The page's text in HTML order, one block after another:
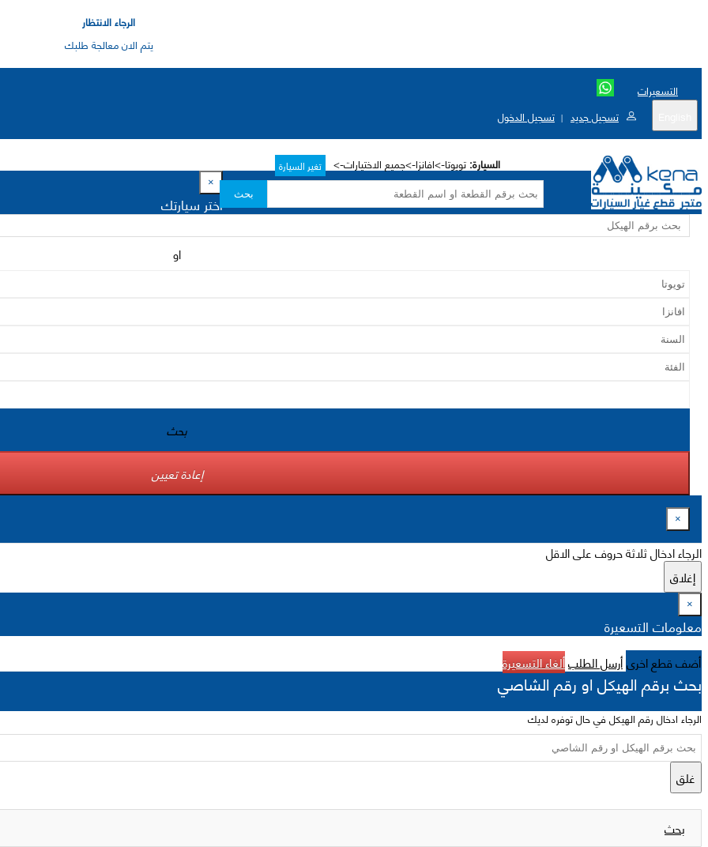
الرجاء الانتظار
يتم الان معالجة طلبك
التسعيرات
تسجيل جديد | تسجيل الدخول
السيارة: تويوتا->افانزا->جميع الاختيارات-> تغير السيارة
بحث
×
اختر سيارتك
او
بحث
إعادة تعيين
×
الرجاء ادخال ثلاثة حروف على الاقل
إغلاق
×
معلومات التسعيرة
أضف قطع اخرىأرسل الطلبألغاء التسعيرة
بحث برقم الهيكل او رقم الشاصي
الرجاء ادخال رقم الهيكل في حال توفره لديك
غلق
بحث